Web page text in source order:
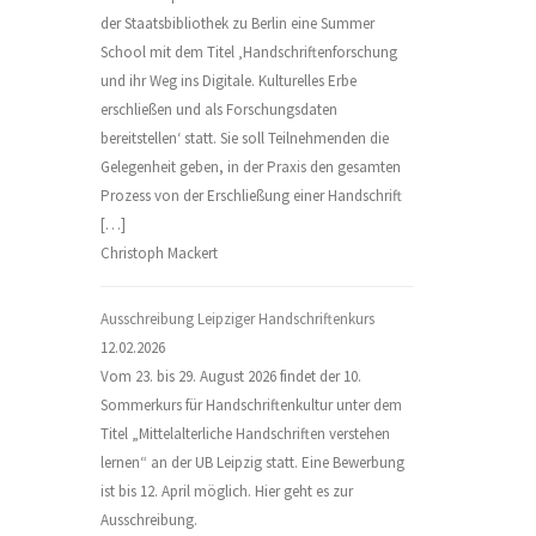
der Staatsbibliothek zu Berlin eine Summer
School mit dem Titel ‚Handschriftenforschung
und ihr Weg ins Digitale. Kulturelles Erbe
erschließen und als Forschungsdaten
bereitstellen‘ statt. Sie soll Teilnehmenden die
Gelegenheit geben, in der Praxis den gesamten
Prozess von der Erschließung einer Handschrift
[…]
Christoph Mackert
Ausschreibung Leipziger Handschriftenkurs
12.02.2026
Vom 23. bis 29. August 2026 findet der 10.
Sommerkurs für Handschriftenkultur unter dem
Titel „Mittelalterliche Handschriften verstehen
lernen“ an der UB Leipzig statt. Eine Bewerbung
ist bis 12. April möglich. Hier geht es zur
Ausschreibung.